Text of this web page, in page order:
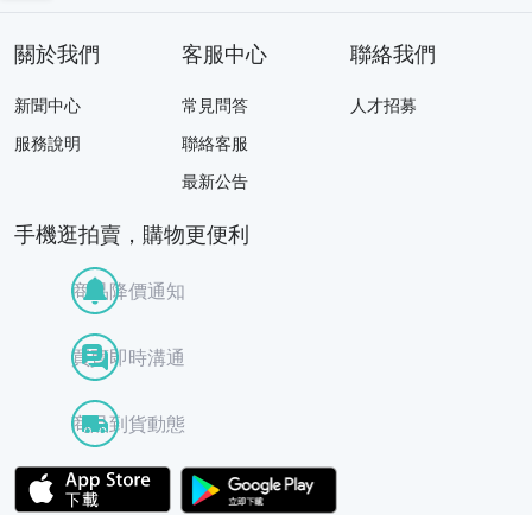
關於我們
新聞中心
服務說明
客服中心
常見問答
聯絡客服
最新公告
聯絡我們
人才招募
手機逛拍賣，購物更便利
商品降價通知
買賣即時溝通
商品到貨動態
APP Store